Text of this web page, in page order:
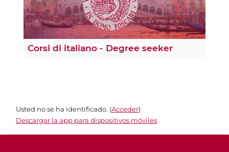
Corsi di italiano - Degree seeker
Usted no se ha identificado. (Acceder)
Descargar la app para dispositivos móviles